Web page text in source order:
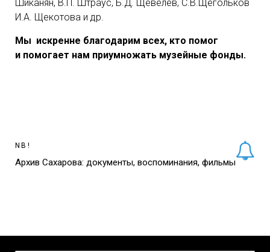
Шиканян, В.П. Штраус, Б.Д. Щевелев, С.В.Щегольков
И.А. Щекотова и др.
Мы искренне благодарим всех, кто помог
и помогает нам приумножать музейные фонды.
NB!
Архив Сахарова: документы, воспоминания, фильмы